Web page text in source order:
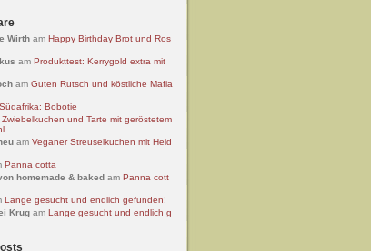
Wirth am Happy Birthday Brot und Ros
am Produkttest: Kerrygold extra mit
am Guten Rutsch und köstliche Mafia
Südafrika: Bobotie
Zwiebelkuchen und Tarte mit geröstetem
am Veganer Streuselkuchen mit Heid
Panna cotta
homemade & baked am Panna cott
Lange gesucht und endlich gefunden!
Krug am Lange gesucht und endlich g